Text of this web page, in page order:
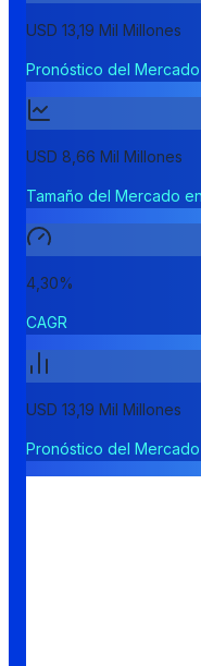
USD 13,19 Mil Millones
Pronóstico del
USD 8,66 Mil Millones
Tamaño del Mercado
4,30%
CAGR
USD 13,19 Mil Millones
Pronóstico del